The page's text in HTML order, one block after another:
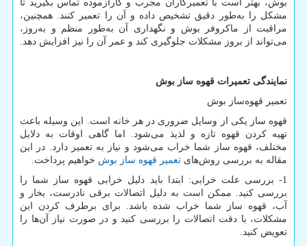
بوش، بهتر است با تعمیرکاران مجرب و کارآزموده تماس بگیرید تا
مشکل را به‌طور دقیق تشخیص داده و آن را تعمیر کنند. همچنین،
مراقبت از ماکروفر بوش و نگهداری آن به‌طور منظم و به‌روز،
می‌تواند از بروز مشکلات جلوگیری کند و عمر آن را نیز افزایش دهد.
نمایندگی تعمیرات قهوه ساز بوش
تعمیر قهوه‌ساز بوش
قهوه ساز یکی از وسایل ضروری در هر خانه است. این وسیله باعث
تهیه کردن قهوه تازه و لذیذ می‌شود. اما گاهی اوقات به دلایل
مختلف، قهوه ساز شما خراب می‌شود و نیاز به تعمیر دارد. در این
مقاله به بررسی روش‌های تعمیر قهوه ساز بوش خواهیم پرداخت.
1- بررسی علت خرابی: ابتدا باید دلیل خرابی قهوه ساز شما را
بررسی کنید. ممکن است به دلیل اتصالات برقی نادرست، بخار و
آب، قهوه ساز شما خراب شده باشد. برای برطرف کردن این
مشکلات، با دقت اتصالات را بررسی کنید و در صورت نیاز آن‌ها را
تعویض کنید.